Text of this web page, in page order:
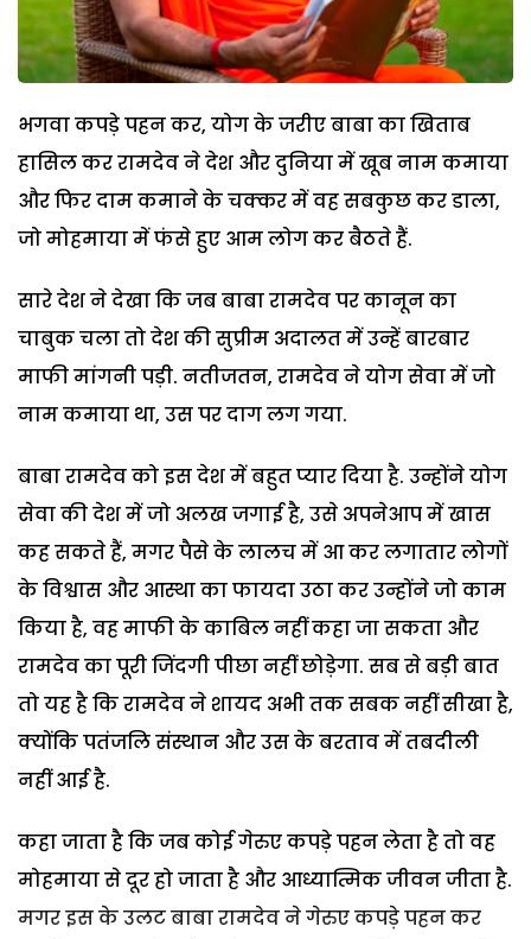
भगवा कपड़े पहन कर, योग के जरीए बाबा का खिताब
हासिल कर रामदेव ने देश और दुनिया में खूब नाम कमाया
और फिर दाम कमाने के चक्कर में वह सबकुछ कर डाला,
जो मोहमाया में फंसे हुए आम लोग कर बैठते हैं.
सारे देश ने देखा कि जब बाबा रामदेव पर कानून का
चाबुक चला तो देश की सुप्रीम अदालत में उन्हें बारबार
माफी मांगनी पड़ी. नतीजतन, रामदेव ने योग सेवा में जो
नाम कमाया था, उस पर दाग लग गया.
बाबा रामदेव को इस देश में बहुत प्यार दिया है. उन्होंने योग
सेवा की देश में जो अलख जगाई है, उसे अपनेआप में खास
कह सकते हैं, मगर पैसे के लालच में आ कर लगातार लोगों
के विश्वास और आस्था का फायदा उठा कर उन्होंने जो काम
किया है, वह माफी के काबिल नहीं कहा जा सकता और
रामदेव का पूरी जिंदगी पीछा नहीं छोड़ेगा. सब से बड़ी बात
तो यह है कि रामदेव ने शायद अभी तक सबक नहीं सीखा है,
क्योंकि पतंजलि संस्थान और उस के बरताव में तबदीली
नहीं आई है.
कहा जाता है कि जब कोई गेरुए कपड़े पहन लेता है तो वह
मोहमाया से दूर हो जाता है और आध्यात्मिक जीवन जीता है.
मगर इस के उलट बाबा रामदेव ने गेरुए कपड़े पहन कर